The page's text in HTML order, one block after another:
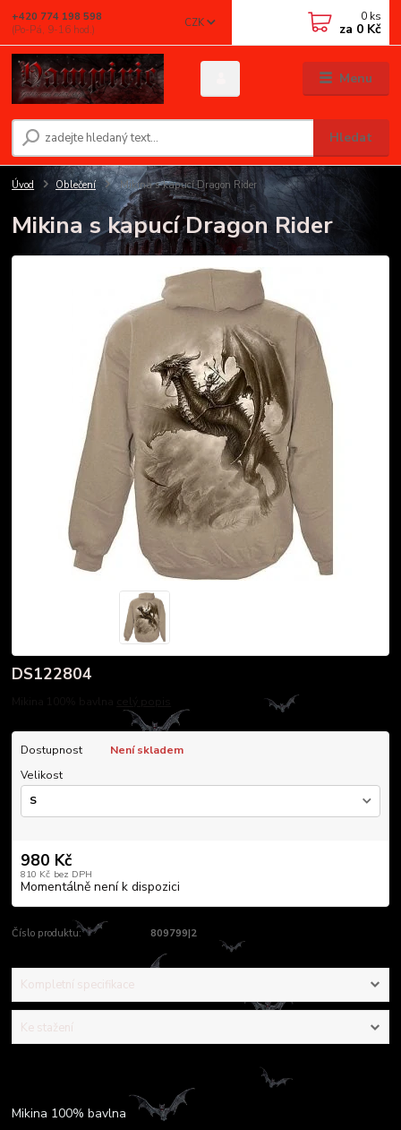
Menu
CZK
Hledat
+420 774 198 598
(Po-Pá, 9-16 hod.)
0 ks
za 0 Kč
Úvod Oblečení Mikina s kapucí Dragon Rider
Mikina s kapucí Dragon Rider
DS122804
Dostupnost
Není skladem
Velikost
980 Kč
810 Kč bez DPH
Momentálně není k dispozici
Číslo produktu: 809799|2
Kompletní specifikace
Ke stažení
Mikina 100% bavlna